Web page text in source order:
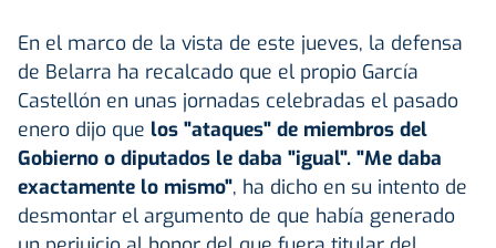
En el marco de la vista de este jueves, la defensa
de Belarra ha recalcado que el propio García
Castellón en unas jornadas celebradas el pasado
enero dijo que los "ataques" de miembros del
Gobierno o diputados le daba "igual". "Me daba
exactamente lo mismo", ha dicho en su intento de
desmontar el argumento de que había generado